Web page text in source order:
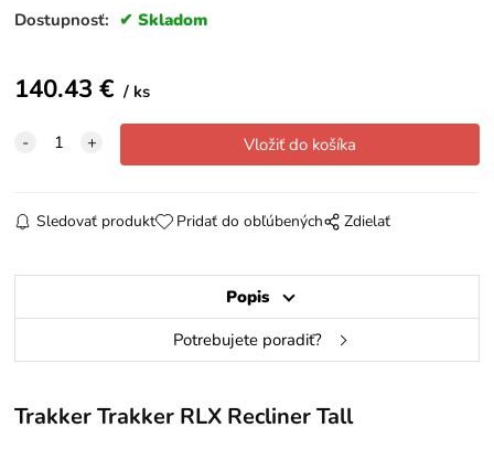
Dostupnosť: Skladom
140.43 € ks
Sledovať produkt Pridať do obľúbených Zdielať
Popis
Potrebujete poradiť?
TrakkerTrakker RLX Recliner Tall